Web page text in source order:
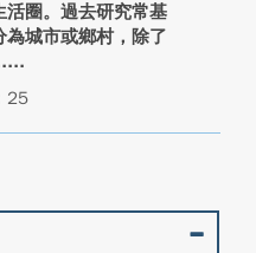
活圈。過去研究常基
城市或鄉村，除了
25